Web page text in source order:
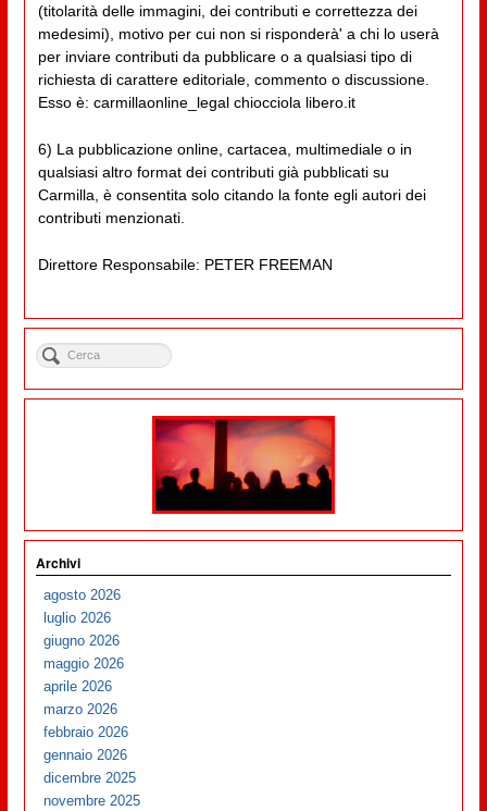
(titolarità delle immagini, dei contributi e correttezza dei
medesimi), motivo per cui non si risponderà' a chi lo userà
per inviare contributi da pubblicare o a qualsiasi tipo di
richiesta di carattere editoriale, commento o discussione.
Esso è: carmillaonline_legal chiocciola libero.it
6) La pubblicazione online, cartacea, multimediale o in
qualsiasi altro format dei contributi già pubblicati su
Carmilla, è consentita solo citando la fonte egli autori dei
contributi menzionati.
Direttore Responsabile: PETER FREEMAN
Archivi
agosto 2026
luglio 2026
giugno 2026
maggio 2026
aprile 2026
marzo 2026
febbraio 2026
gennaio 2026
dicembre 2025
novembre 2025